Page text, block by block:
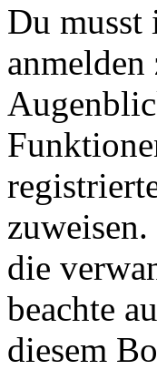
Du musst
die
beachte
diesem